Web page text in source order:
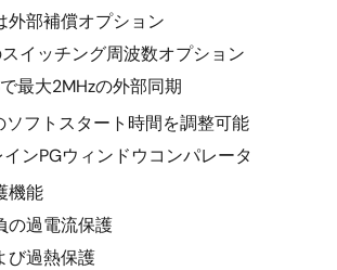
外部補償オプション
イッチング周波数オプション
最大2MHzの外部同期
フトスタート時間を調整可能
ンPGウィンドウコンパレータ
機能
の過電流保護
び過熱保護